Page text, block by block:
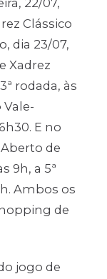
Clássico
dia 23/07,
Xadrez
rodada, às
Vale-
E no
Aberto de
9h, a 5ª
Ambos os
de
jogo de